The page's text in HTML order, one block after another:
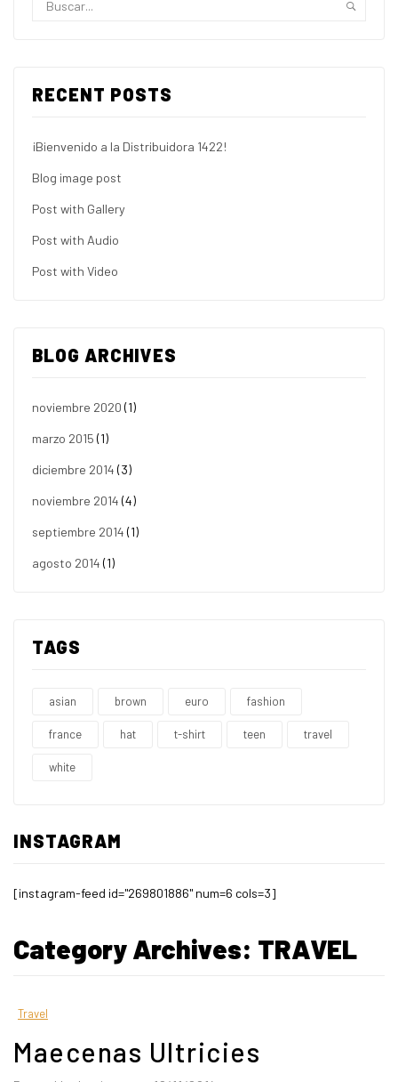
RECENT POSTS
¡Bienvenido a la Distribuidora 1422!
Blog image post
Post with Gallery
Post with Audio
Post with Video
BLOG ARCHIVES
noviembre 2020 (1)
marzo 2015 (1)
diciembre 2014 (3)
noviembre 2014 (4)
septiembre 2014 (1)
agosto 2014 (1)
TAGS
asian brown euro fashion
france hat t-shirt teen travel
white
INSTAGRAM
[instagram-feed id="269801886" num=6 cols=3]
Category Archives: TRAVEL
Travel
Maecenas Ultricies